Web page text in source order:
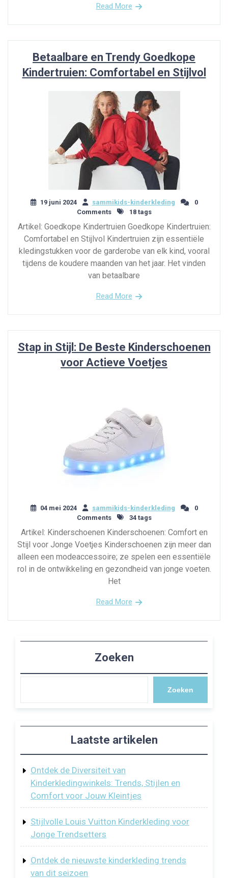
Read More
Betaalbare en Trendy Goedkope
Kindertruien: Comfortabel en Stijlvol
19 juni 2024 sammikids-kinderkleding
0
Comments
18 tags
Artikel: Goedkope Kindertruien Goedkope Kindertruien:
Comfortabel en Stijlvol Kindertruien zijn essentiële
kledingstukken voor de garderobe van elk kind, vooral
tijdens de koudere maanden van het jaar. Het vinden
van betaalbare
Read More
Stap in Stijl: De Beste Kinderschoenen
voor Actieve Voetjes
04 mei 2024 sammikids-kinderkleding
0
Comments
34 tags
Artikel: Kinderschoenen Kinderschoenen: Comfort en
Stijl voor Jonge Voetjes Kinderschoenen zijn meer dan
alleen een modeaccessoire; ze spelen een essentiële
rol in de ontwikkeling en gezondheid van jonge voeten.
Het
Read More
Zoeken
Zoeken
Laatste artikelen
Ontdek de Diversiteit van
Kinderkledingwinkels: Trends, Stijlen en
Comfort voor Jouw Kleintjes
Stijlvolle Louis Vuitton Kinderkleding voor
Jonge Trendsetters
Ontdek de nieuwste kinderkleding trends
van dit seizoen